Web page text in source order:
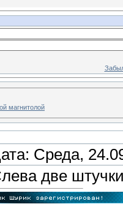
магнитолой
Среда,
две